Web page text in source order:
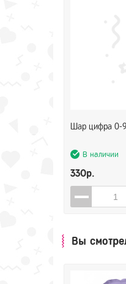
Шар цифра 0-
В наличии
330р.
Вы